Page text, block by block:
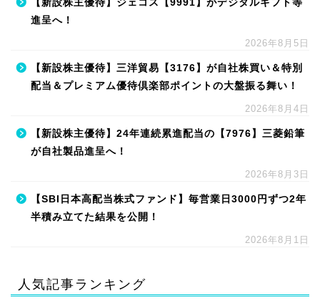
【新設株主優待】ジェコス【9991】がデジタルギフト等
進呈へ！
2026年8月5日
【新設株主優待】三洋貿易【3176】が自社株買い＆特別
配当＆プレミアム優待倶楽部ポイントの大盤振る舞い！
2026年8月4日
【新設株主優待】24年連続累進配当の【7976】三菱鉛筆
が自社製品進呈へ！
2026年8月3日
【SBI日本高配当株式ファンド】毎営業日3000円ずつ2年
半積み立てた結果を公開！
2026年8月1日
人気記事ランキング